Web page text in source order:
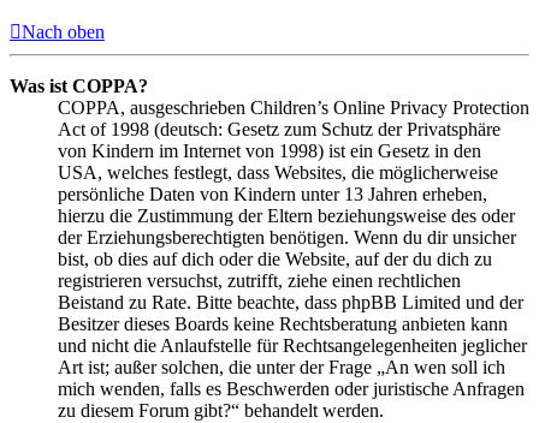
Nach oben
Was ist COPPA?
COPPA, ausgeschrieben Children’s Online Privacy Protection
Act of 1998 (deutsch: Gesetz zum Schutz der Privatsphäre
von Kindern im Internet von 1998) ist ein Gesetz in den
USA, welches festlegt, dass Websites, die möglicherweise
persönliche Daten von Kindern unter 13 Jahren erheben,
hierzu die Zustimmung der Eltern beziehungsweise des oder
der Erziehungsberechtigten benötigen. Wenn du dir unsicher
bist, ob dies auf dich oder die Website, auf der du dich zu
registrieren versuchst, zutrifft, ziehe einen rechtlichen
Beistand zu Rate. Bitte beachte, dass phpBB Limited und der
Besitzer dieses Boards keine Rechtsberatung anbieten kann
und nicht die Anlaufstelle für Rechtsangelegenheiten jeglicher
Art ist; außer solchen, die unter der Frage „An wen soll ich
mich wenden, falls es Beschwerden oder juristische Anfragen
zu diesem Forum gibt?“ behandelt werden.